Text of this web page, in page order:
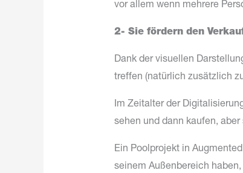
vor allem wenn mehrere
2- Sie fördern den
Dank der visuellen
treffen (natürlich zusätzlich
Im Zeitalter der
sehen und dann kaufen,
Ein Poolprojekt in
seinem Außenbereich